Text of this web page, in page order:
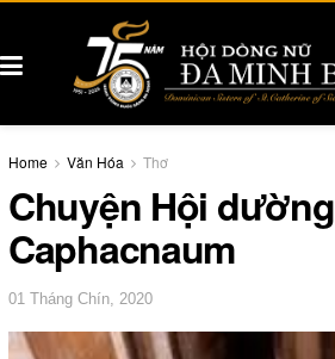
Home Văn Hóa Thơ
Chuyện Hội dường
Caphacnaum
01 Tháng Chín, 2020